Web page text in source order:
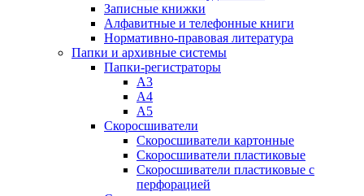
Записные книжки
Алфавитные и телефонные книги
Нормативно-правовая литература
Папки и архивные системы
Папки-регистраторы
А3
А4
А5
Скоросшиватели
Скоросшиватели картонные
Скоросшиватели пластиковые
Скоросшиватели пластиковые с
перфорацией